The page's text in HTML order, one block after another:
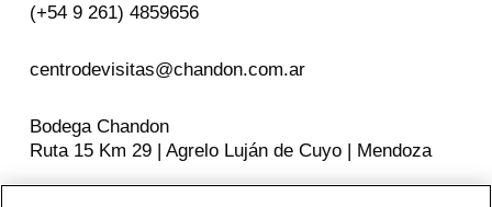
(+54 9 261) 4859656
centrodevisitas@chandon.com.ar
Bodega Chandon
Ruta 15 Km 29 | Agrelo Luján de Cuyo | Mendoza